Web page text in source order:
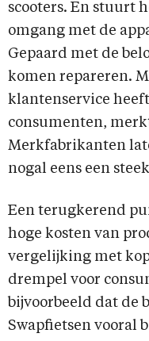
scooters. En stuurt
omgang met de
Gepaard met de
komen repareren.
klantenservice
consumenten,
Merkfabrikanten
nogal eens een
Een terugkerend
hoge kosten van
vergelijking met
drempel voor
bijvoorbeeld dat de
Swapfietsen vooral